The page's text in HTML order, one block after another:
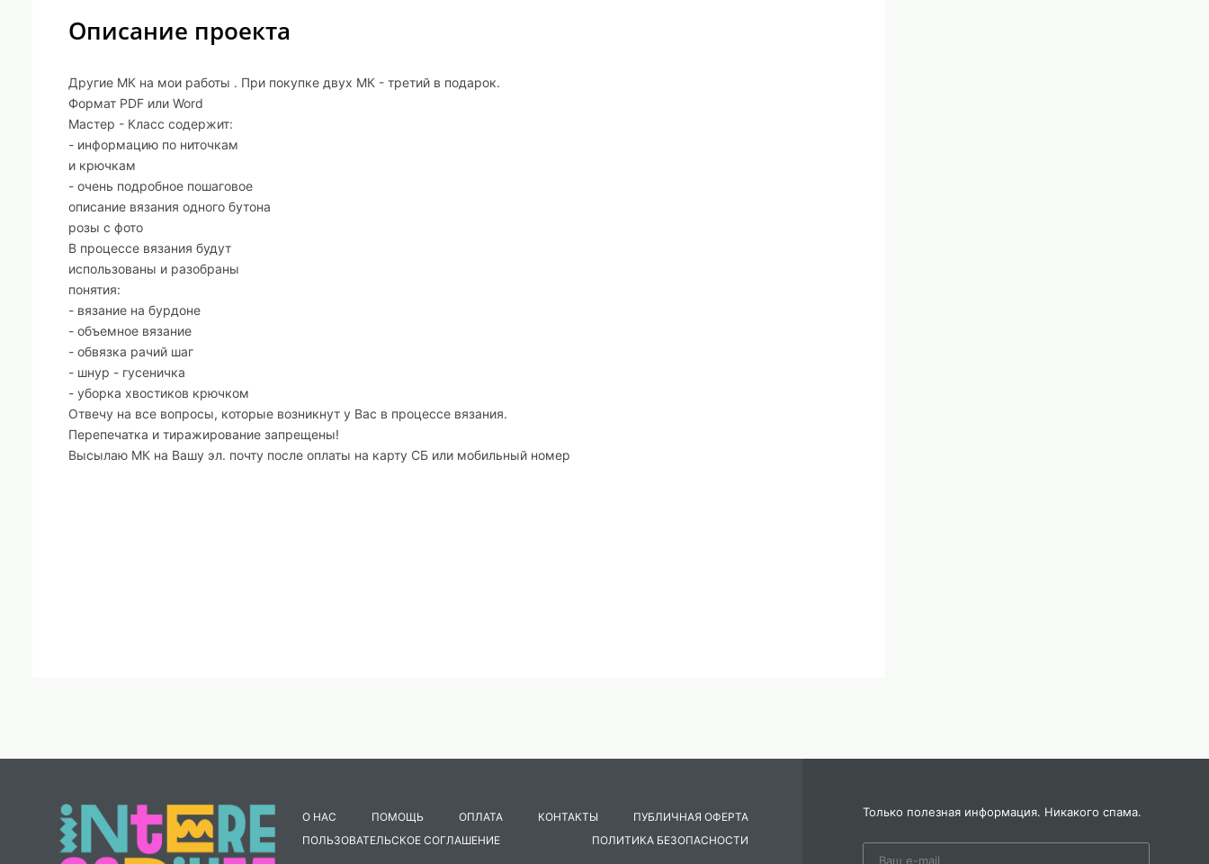
Описание проекта
Другие МК на мои работы . При покупке двух МК - третий в подарок.
Формат PDF или Word
Мастер - Класс содержит:
- информацию по ниточкам
и крючкам
- очень подробное пошаговое
описание вязания одного бутона
розы с фото
В процессе вязания будут
использованы и разобраны
понятия:
- вязание на бурдоне
- объемное вязание
- обвязка рачий шаг
- шнур - гусеничка
- уборка хвостиков крючком
Отвечу на все вопросы, которые возникнут у Вас в процессе вязания.
Перепечатка и тиражирование запрещены!
Высылаю МК на Вашу эл. почту после оплаты на карту СБ или мобильный номер
О НАС ПОМОЩЬ ОПЛАТА КОНТАКТЫ
ПУБЛИЧНАЯ ОФЕРТА
ПОЛЬЗОВАТЕЛЬСКОЕ СОГЛАШЕНИЕ
ПОЛИТИКА БЕЗОПАСНОСТИ
Только полезная информация. Никакого спама.